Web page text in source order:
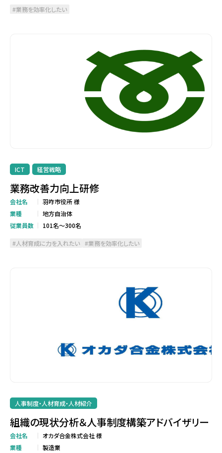
業務を効率化したい
ICT 経営戦略
業務改善力向上研修
会社名
羽咋市役所 様
業種
地方自治体
従業員数
101名～300名
人材育成に力を入れたい 業務を効率化したい
人事制度・人材育成・人材紹介
組織の現状分析＆人事制度構築アドバイザリー
会社名
オカダ合金株式会社 様
業種
製造業